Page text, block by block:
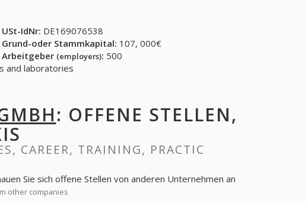
USt-IdNr: DE169076538
Grund-oder Stammkapital: 107, 000€
Arbeitgeber (employers): 500
and laboratories
: OFFENE STELLEN,
CAREER, TRAINING, PRACTIC
Sie sich offene Stellen von anderen Unternehmen an
other companies